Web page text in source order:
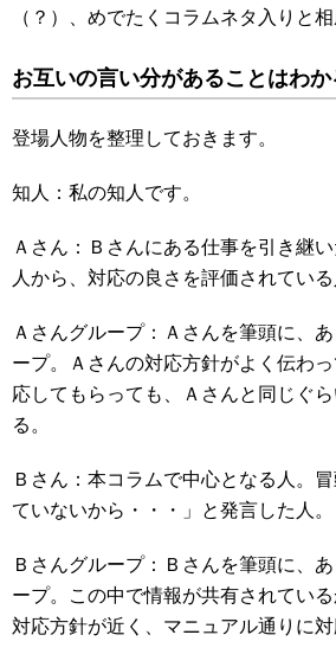
（？）、めでたくコラムネタ入りと相
お互いの言い分があることはわか
登場人物を整理しておきます。
知人：私の知人です。
Ａさん：Ｂさんにある仕事を引き継
人から、対応の良さを評価されている
Ａさんグループ：Ａさんを筆頭に、
ープ。Ａさんの対応方針がよく伝わ
応してもらっても、Ａさんと同じぐ
る。
Ｂさん：本コラムで中心となる人。
ていないから・・・」と発言した人。
Ｂさんグループ：Ｂさんを筆頭に、
ープ。この中で情報が共有されてい
対応方針が近く、マニュアル通りに対